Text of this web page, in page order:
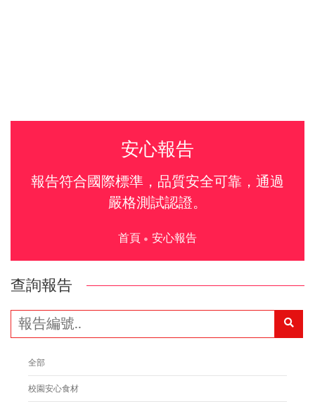
安心報告
報告符合國際標準，品質安全可靠，通過
嚴格測試認證。
首頁 安心報告
查詢報告
全部
校園安心食材